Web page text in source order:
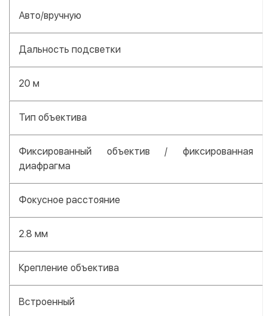
Авто/вручную
Дальность подсветки
20 м
Тип объектива
Фиксированный объектив / фиксированная
диафрагма
Фокусное расстояние
2.8 мм
Крепление объектива
Встроенный